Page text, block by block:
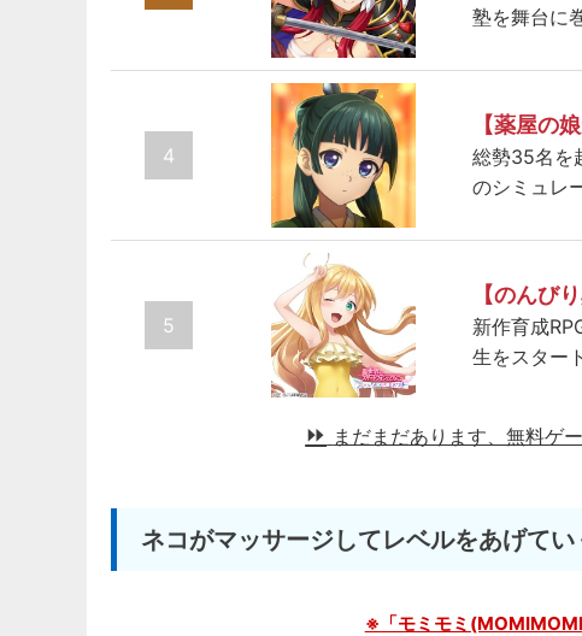
塾を舞台に
4
【薬屋の
総勢35名を
のシミュレ
5
【のんび
新作育成
生をスター
まだまだあります、無料ゲー
ネコがマッサージしてレベルをあげてい
※「モミモミ